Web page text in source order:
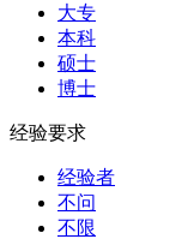
大专
本科
硕士
博士
经验要求
经验者
不问
不限